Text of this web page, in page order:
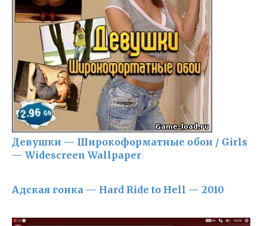
Девушки — Широкоформатные обои / Girls
— Widescreen Wallpaper
Адская гонка — Hard Ride to Hell — 2010